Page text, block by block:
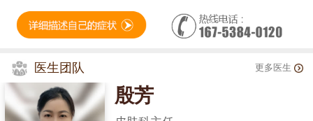
医生团队 更多医生
殷芳